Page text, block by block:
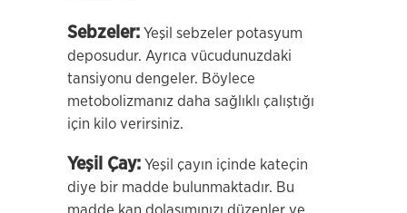
Sebzeler: Yeşil sebzeler potasyum
deposudur. Ayrıca vücudunuzdaki
tansiyonu dengeler. Böylece
metobolizmanız daha sağlıklı çalıştığı
için kilo verirsiniz.
Yeşil Çay: Yeşil çayın içinde kateçin
diye bir madde bulunmaktadır. Bu
madde kan dolaşımınızı düzenler ve